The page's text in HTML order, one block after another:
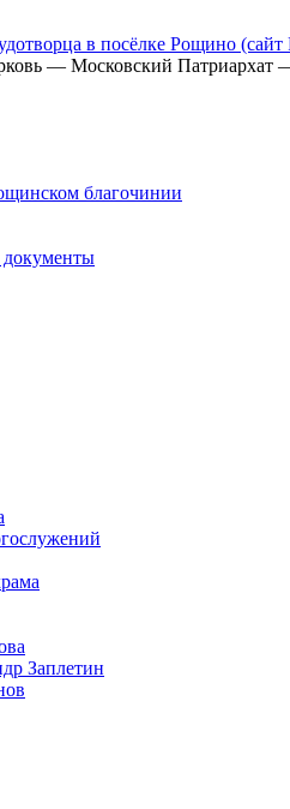
в посёлке Рощино (сайт
— Московский Патриархат
благочинии
Заплетин